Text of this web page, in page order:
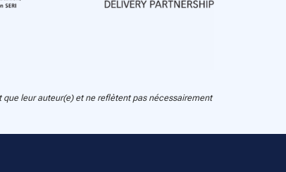
que leur auteur(e) et ne reflètent pas nécessairement